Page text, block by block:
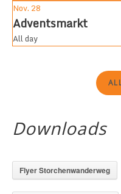
Nov. 28
Adventsmarkt
All day
Downloads
Flyer Storchenwanderweg